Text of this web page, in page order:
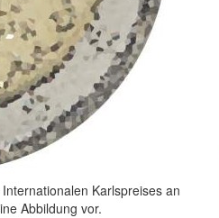
Karlspreises an
Abbildung vor.